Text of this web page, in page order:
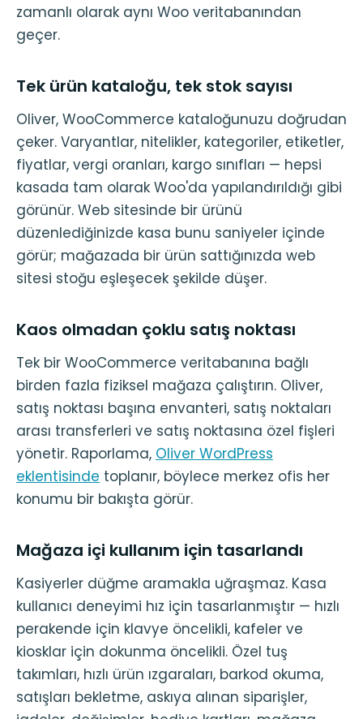
zamanlı olarak aynı Woo veritabanından
geçer.
Tek ürün kataloğu, tek stok sayısı
Oliver, WooCommerce kataloğunuzu doğrudan
çeker. Varyantlar, nitelikler, kategoriler, etiketler,
fiyatlar, vergi oranları, kargo sınıfları — hepsi
kasada tam olarak Woo'da yapılandırıldığı gibi
görünür. Web sitesinde bir ürünü
düzenlediğinizde kasa bunu saniyeler içinde
görür; mağazada bir ürün sattığınızda web
sitesi stoğu eşleşecek şekilde düşer.
Kaos olmadan çoklu satış noktası
Tek bir WooCommerce veritabanına bağlı
birden fazla fiziksel mağaza çalıştırın. Oliver,
satış noktası başına envanteri, satış noktaları
arası transferleri ve satış noktasına özel fişleri
yönetir. Raporlama, Oliver WordPress
eklentisinde toplanır, böylece merkez ofis her
konumu bir bakışta görür.
Mağaza içi kullanım için tasarlandı
Kasiyerler düğme aramakla uğraşmaz. Kasa
kullanıcı deneyimi hız için tasarlanmıştır — hızlı
perakende için klavye öncelikli, kafeler ve
kiosklar için dokunma öncelikli. Özel tuş
takımları, hızlı ürün ızgaraları, barkod okuma,
satışları bekletme, askıya alınan siparişler,